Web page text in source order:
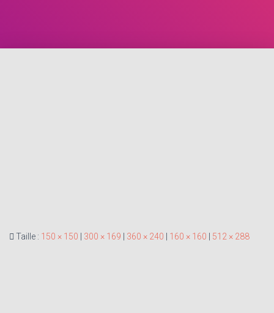
Taille : 150 × 150 | 300 × 169 | 360 × 240 | 160 × 160 | 512 × 288